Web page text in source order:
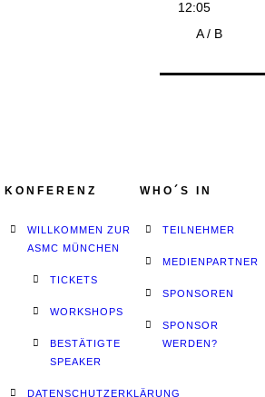
12:05
A / B
KONFERENZ
WILLKOMMEN ZUR
ASMC MÜNCHEN
TICKETS
WORKSHOPS
BESTÄTIGTE
SPEAKER
DATENSCHUTZERKLÄRUNG
WHO´S IN
TEILNEHMER
MEDIENPARTNER
SPONSOREN
SPONSOR
WERDEN?